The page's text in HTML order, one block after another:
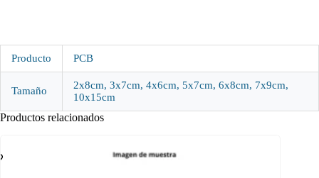
Producto PCB
Tamaño
2x8cm, 3x7cm, 4x6cm, 5x7cm, 6x8cm, 7x9cm,
10x15cm
Productos relacionados